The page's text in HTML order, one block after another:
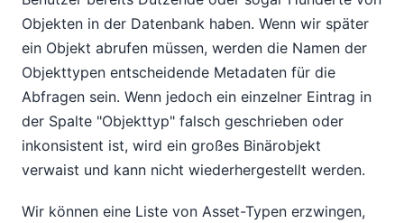
Objekten in der Datenbank haben. Wenn wir später
ein Objekt abrufen müssen, werden die Namen der
Objekttypen entscheidende Metadaten für die
Abfragen sein. Wenn jedoch ein einzelner Eintrag in
der Spalte "Objekttyp" falsch geschrieben oder
inkonsistent ist, wird ein großes Binärobjekt
verwaist und kann nicht wiederhergestellt werden.
Wir können eine Liste von Asset-Typen erzwingen,